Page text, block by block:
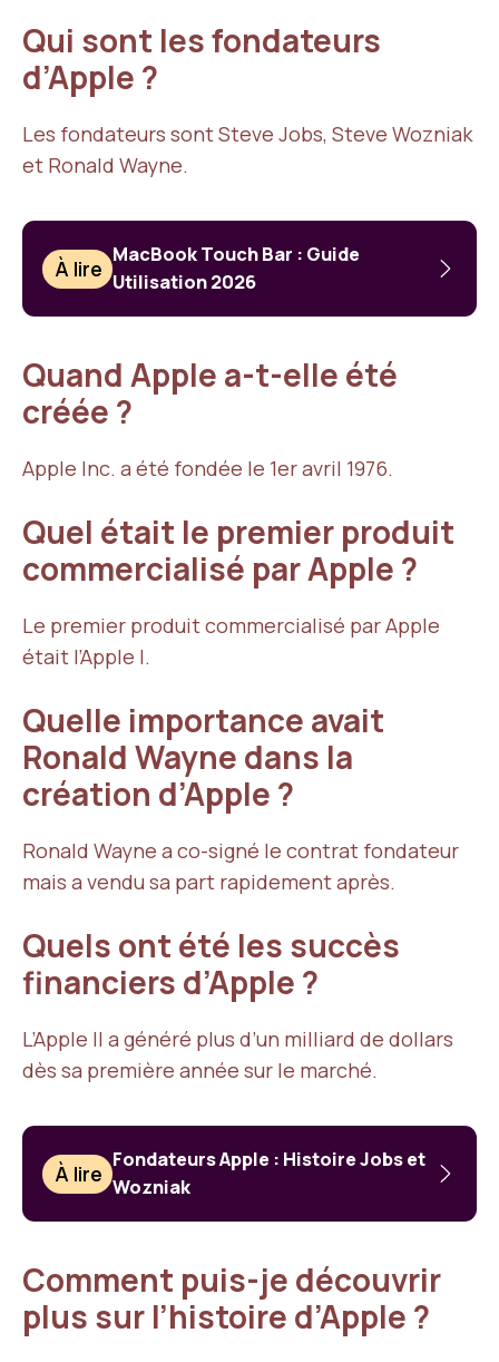
Qui sont les fondateurs
d’Apple ?
Les fondateurs sont Steve Jobs, Steve Wozniak
et Ronald Wayne.
À lire
MacBook Touch Bar : Guide
Utilisation 2026
Quand Apple a-t-elle été
créée ?
Apple Inc. a été fondée le 1er avril 1976.
Quel était le premier produit
commercialisé par Apple ?
Le premier produit commercialisé par Apple
était l’Apple I.
Quelle importance avait
Ronald Wayne dans la
création d’Apple ?
Ronald Wayne a co-signé le contrat fondateur
mais a vendu sa part rapidement après.
Quels ont été les succès
financiers d’Apple ?
L’Apple II a généré plus d’un milliard de dollars
dès sa première année sur le marché.
À lire
Fondateurs Apple : Histoire Jobs et
Wozniak
Comment puis-je découvrir
plus sur l’histoire d’Apple ?